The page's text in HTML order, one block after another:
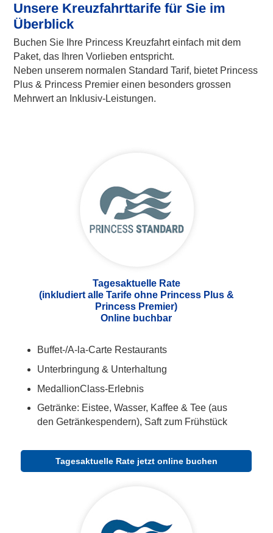
Unsere Kreuzfahrttarife für Sie im
Überblick
Buchen Sie Ihre Princess Kreuzfahrt einfach mit dem
Paket, das Ihren Vorlieben entspricht.
Neben unserem normalen Standard Tarif, bietet Princess
Plus & Princess Premier einen besonders grossen
Mehrwert an Inklusiv-Leistungen.
Tagesaktuelle Rate
(inkludiert alle Tarife ohne Princess Plus &
Princess Premier)
Online buchbar
Buffet-/A-la-Carte Restaurants
Unterbringung & Unterhaltung
MedallionClass-Erlebnis
Getränke: Eistee, Wasser, Kaffee & Tee (aus
den Getränkespendern), Saft zum Frühstück
Tagesaktuelle Rate jetzt online buchen